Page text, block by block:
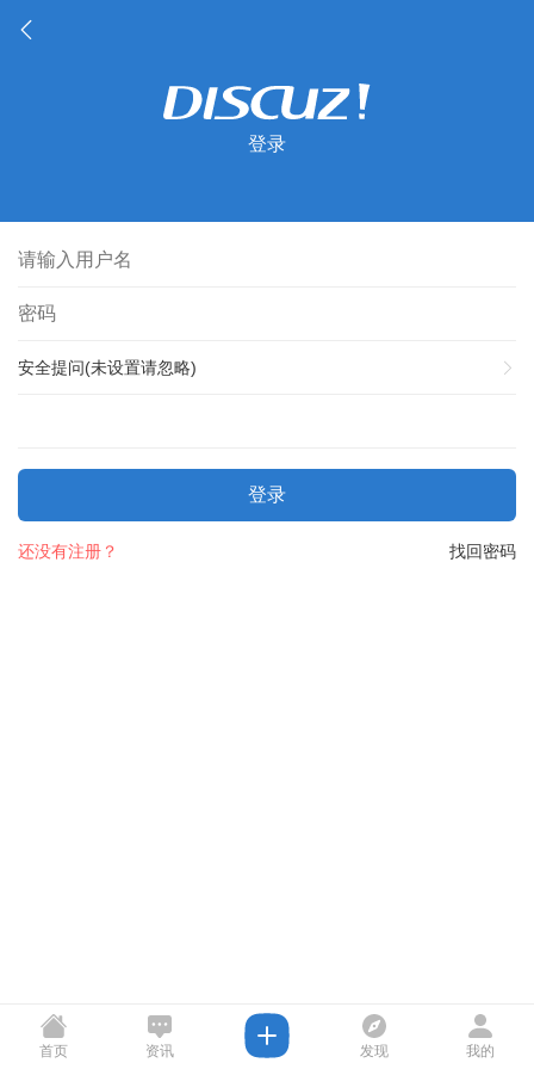
登录
安全提问(未设置请忽略)
登录
找回密码
还没有注册？
首页 资讯 发现 我的